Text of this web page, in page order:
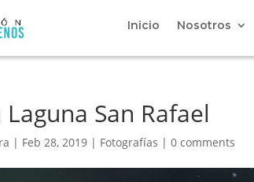
Inicio Nosotros
San Rafael
| Feb 28, 2019 | Fotografías |0 comments